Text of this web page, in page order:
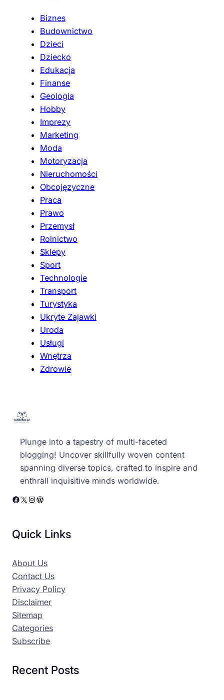
Biznes
Budownictwo
Dzieci
Dziecko
Edukacja
Finanse
Geologia
Hobby
Imprezy
Marketing
Moda
Motoryzacja
Nieruchomości
Obcojęzyczne
Praca
Prawo
Przemysł
Rolnictwo
Sklepy
Sport
Technologie
Transport
Turystyka
Ukryte Zajawki
Uroda
Usługi
Wnętrza
Zdrowie
Plunge into a tapestry of multi-faceted
blogging! Uncover skillfully woven content
spanning diverse topics, crafted to inspire and
enthrall inquisitive minds worldwide.
Facebook X Instagram WordPress
Quick Links
About Us
Contact Us
Privacy Policy
Disclaimer
Sitemap
Categories
Subscribe
Recent Posts